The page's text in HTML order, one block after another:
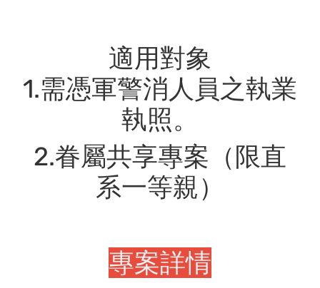
適用對象
1.需憑軍警消人員之執業
執照。
2.眷屬共享專案（限直
系一等親）
專案詳情